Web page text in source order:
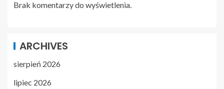
Brak komentarzy do wyświetlenia.
ARCHIVES
sierpień 2026
lipiec 2026